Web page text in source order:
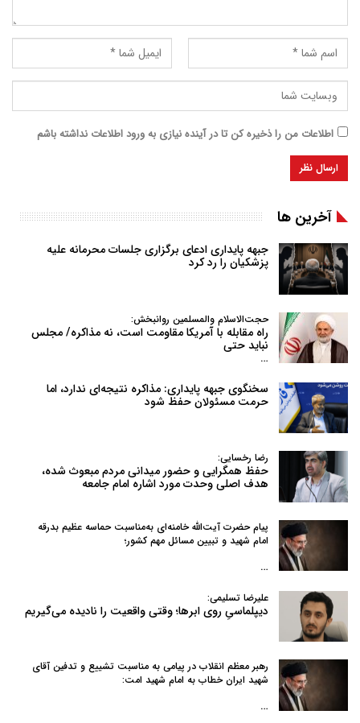
اطلاعات من را ذخیره کن تا در آینده نیازی به ورود اطلاعات نداشته باشم
آخرین ها
جبهه پایداری ادعای برگزاری جلسات محرمانه علیه
پزشکیان را رد کرد
حجت‌الاسلام والمسلمین روانبخش:
راه مقابله با آمریکا مقاومت است، نه مذاکره/ مجلس
نباید حتی
…
سخنگوی جبهه پایداری: مذاکره نتیجه‌ای ندارد، اما
حرمت مسئولان حفظ شود
رضا رخسایی:
حفظ همگرایی و حضور میدانی مردم مبعوث شده،
هدف اصلی وحدت مورد اشاره امام جامعه
پیام حضرت آیت‌الله خامنه‌ای به‌مناسبت حماسه عظیم بدرقه
امام شهید و تبیین مسائل مهم کشور؛
…
علیرضا تسلیمی:
دیپلماسیِ روی ابرها؛ وقتی واقعیت را نادیده می‌گیریم
رهبر معظم انقلاب در پیامی به‌ مناسبت تشییع و تدفین آقای
شهید ایران خطاب به امام شهید امت:
…